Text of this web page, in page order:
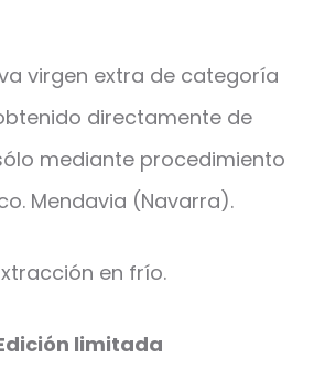
virgen extra de categoría
directamente de
mediante procedimiento
Mendavia (Navarra).
en frío.
limitada